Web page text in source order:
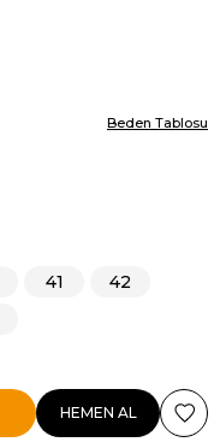
41
42
Beden Tablosu